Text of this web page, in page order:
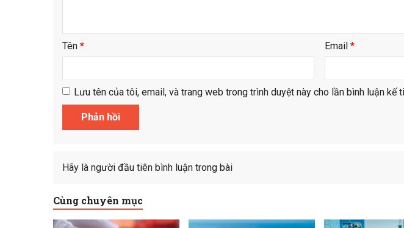
Tên * Email*
Lưu tên của tôi, email, và trang web trong trình duyệt này cho lần bình luận kế
Hãy là người đầu tiên bình luận trong bài
Cùng chuyên mục